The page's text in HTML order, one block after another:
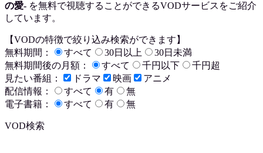
の愛- を無料で視聴することができるVODサービスをご紹介
しています。
【VODの特徴で絞り込み検索ができます】
無料期間：
すべて 30日以上
30日未満
無料期間後の月額：
すべて 千円以下
千円超
見たい番組：
ドラマ 映画
アニメ
配信情報：
すべて 有
無
電子書籍：
すべて 有 無
VOD検索